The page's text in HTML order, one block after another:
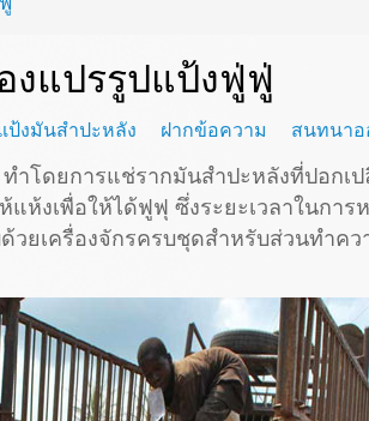
งแปรรูปแป้งฟู่ฟู่
ป้งมันสำปะหลัง ฝากข้อความ สนทนา
ำโดยการแช่รากมันสำปะหลังที่ปอก
ห้งเพื่อให้ได้ฟูฟุ ซึ่งระยะเวลาในก
ยเครื่องจักรครบชุดสำหรับส่วนทำค